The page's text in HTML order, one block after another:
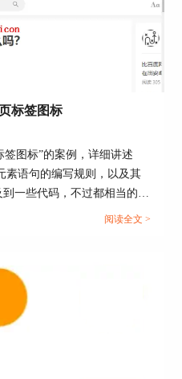
右侧菜单到“元素”选
置填充颜色为黄色，选
色为红色，操作完成
，这3个场景分别用于模
标签图标
图标”的案例，详细讲述
素语句的编写规则，以及其
一些代码，不过都相当的简
例能够举一反三，掌握
阅读全文 >